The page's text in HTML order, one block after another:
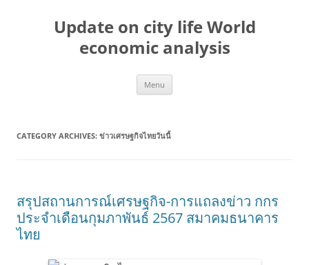
Update on city life World
economic analysis
Menu
CATEGORY ARCHIVES: ข่าวเศรษฐกิจไทยวันนี้
สรุปสถานการณ์เศรษฐกิจ-การแถลงข่าว กกร
ประจำเดือนกุมภาพันธ์ 2567 สมาคมธนาคาร
ไทย